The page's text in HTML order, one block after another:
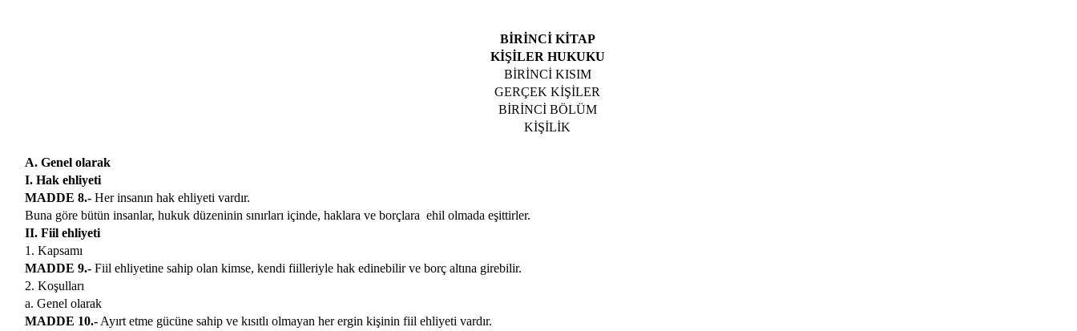
BİRİNCİ KİTAP
KİŞİLER HUKUKU
BİRİNCİ KISIM
GERÇEK KİŞİLER
BİRİNCİ BÖLÜM
KİŞİLİK
A. Genel olarak
I. Hak ehliyeti
MADDE 8.-Her insanın hak ehliyeti vardır.
Buna göre bütün insanlar, hukuk düzeninin sınırları içinde, haklara ve borçlara ehil olmada eşittirler.
II. Fiil ehliyeti
1. Kapsamı
MADDE 9.-Fiil ehliyetine sahip olan kimse, kendi fiilleriyle hak edinebilir ve borç altına girebilir.
2. Koşulları
a. Genel olarak
MADDE 10.-Ayırt etme gücüne sahip ve kısıtlı olmayan her ergin kişinin fiil ehliyeti vardır.